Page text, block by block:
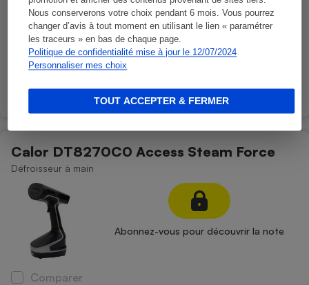
Nous conserverons votre choix pendant 6 mois. Vous pourrez
changer d’avis à tout moment en utilisant le lien « paramétrer
les traceurs » en bas de chaque page.
Politique de confidentialité mise à jour le 12/07/2024
Personnaliser mes choix
TOUT ACCEPTER & FERMER
Abonnez-vous pour découvrir la note
Calor DT8270C0 Access Steam Force
Défroisseur à main
Abonnez-vous pour découvrir la note
Comparer